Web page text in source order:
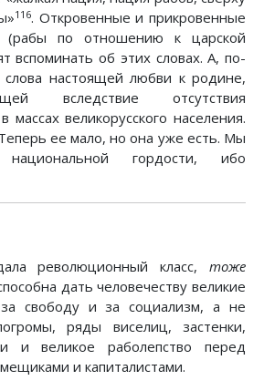
116. Откровенные и прикровенные
(рабы по отношению к царской
вспоминать об этих словах. А, по-
настоящей любви к родине,
вследствие отсутствия
массах великорусского населения.
ее мало, но она уже есть. Мы
гордости, ибо
революционный класс,тоже
дать человечеству великие
свободу и за социализм, а не
ряды виселиц, застенки,
и великое раболепство перед
и капиталистами.